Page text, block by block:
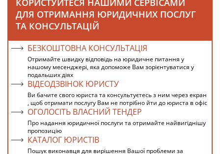
КОРИСТУЙТЕСЯ НАШИМИ СЕРВІСАМИ
ДЛЯ ОТРИМАННЯ ЮРИДИЧНИХ ПОСЛУГ
ТА КОНСУЛЬТАЦІЙ
БЕЗКОШТОВНА КОНСУЛЬТАЦІЯ
Отримайте швидку відповідь на юридичне питання у
нашому месенджері, яка допоможе Вам зорієнтуватися у
подальших діях
ВІДЕОДЗВІНОК ЮРИСТУ
Ви бачите свого юриста та консультуєтесь з ним через екран
, щоб отримати послугу Вам не потрібно йти до юриста в офіс
ОГОЛОСІТЬ ВЛАСНИЙ ТЕНДЕР
Про надання юридичної послуги та отримайте найвигіднішу
пропозицію
КАТАЛОГ ЮРИСТІВ
Пошук виконавця для вирішення Вашої проблеми за